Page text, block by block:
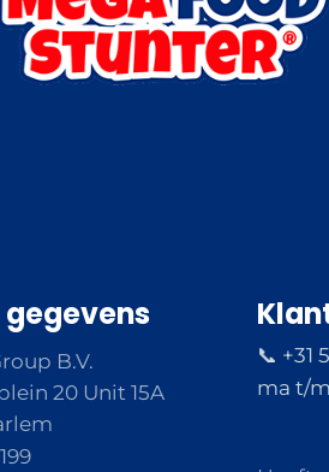
B.V.
20 Unit 15A
📞 +31
ma t/